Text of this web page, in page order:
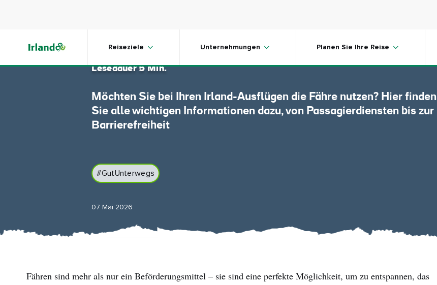
Reiseziele Unternehmungen Planen Sie Ihre Reise
Fähren in Irland
Lesedauer 5 Min.
Möchten Sie bei Ihren Irland-Ausflügen die Fähre nutzen? Hier finden
Sie alle wichtigen Informationen dazu, von Passagierdiensten bis zur
Barrierefreiheit
#GutUnterwegs
07 Mai 2026
Fähren sind mehr als nur ein Beförderungsmittel – sie sind eine perfekte Möglichkeit, um zu entspannen, das